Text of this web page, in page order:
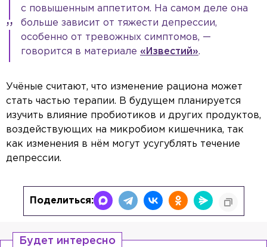
с повышенным аппетитом. На самом деле она
больше зависит от тяжести депрессии,
особенно от тревожных симптомов, —
говорится в материале «Известий».
Учёные считают, что изменение рациона может
стать частью терапии. В будущем планируется
изучить влияние пробиотиков и других продуктов,
воздействующих на микробиом кишечника, так
как изменения в нём могут усугублять течение
депрессии.
Поделиться:
Будет интересно